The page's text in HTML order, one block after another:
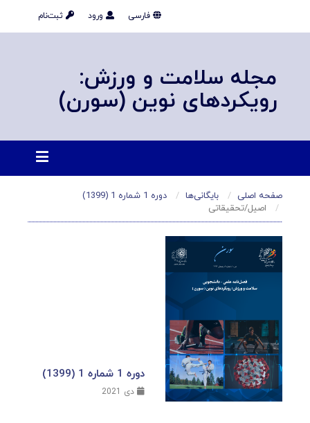
ثبت‌نام ورود فارسی
مجله سلامت و ورزش:
رویکردهای نوین (سورن)
صفحه اصلی بایگانی‌ها
دوره 1 شماره 1 (1399)
اصیل/تحقیقاتی
دوره 1 شماره 1 (1399)
دی 2021